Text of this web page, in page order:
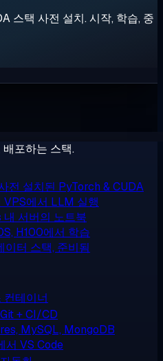
스택 사전 설치. 시작, 학습, 중
포하는 스택.
전 설치된 PyTorch & CUDA
VPS에서 LLM 실행
내 서버의 노트북
H100에서 학습
이터 스택, 준비됨
컨테이너
+ CI/CD
MySQL, MongoDB
서 VS Code